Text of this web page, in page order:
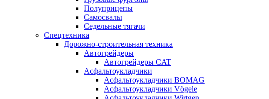
Полуприцепы
Самосвалы
Седельные тягачи
Спецтехника
Дорожно-строительная техника
Автогрейдеры
Автогрейдеры CAT
Асфальтоукладчики
Асфальтоукладчики BOMAG
Асфальтоукладчики Vögele